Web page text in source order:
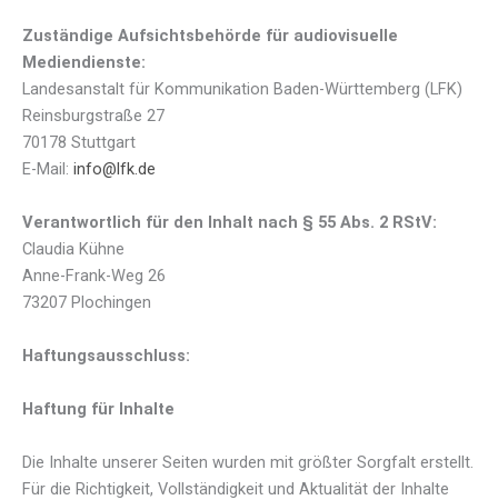
Zuständige Aufsichtsbehörde für audiovisuelle
Mediendienste:
Landesanstalt für Kommunikation Baden-Württemberg (LFK)
Reinsburgstraße 27
70178 Stuttgart
E-Mail: info@lfk.de
Verantwortlich für den Inhalt nach § 55 Abs. 2 RStV:
Claudia Kühne
Anne-Frank-Weg 26
73207 Plochingen
Haftungsausschluss:
Haftung für Inhalte
Die Inhalte unserer Seiten wurden mit größter Sorgfalt erstellt.
Für die Richtigkeit, Vollständigkeit und Aktualität der Inhalte